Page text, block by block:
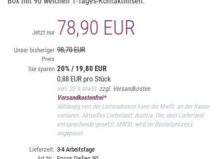
Jetzt nur 78,90 EUR
Unser bisheriger
Preis
98,70 EUR
Sie sparen 20% / 19,80 EUR
0,88 EUR pro Stück
inkl. 20 % MwSt. zzgl. Versandkosten
Versandkostenfrei*
Abhängig von der Lieferadresse kann die MwSt. an der Kasse
variieren. Aktuelles Lieferland: Austria. Die, dem Lieferland
entsprechende gesetzl. MWSt. wird im Bestellprozess
angepasst.
Lieferzeit: 3-4 Arbeitstage